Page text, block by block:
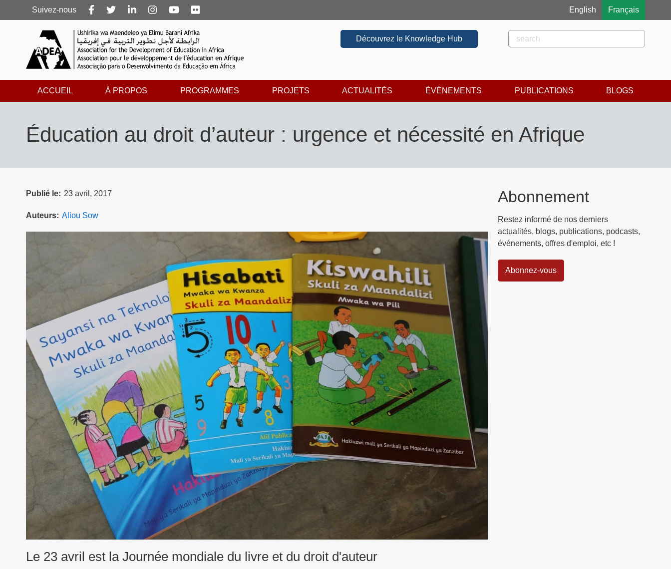
Follow
us
Suivez-nous English Français
Rechercher
Rechercher
Découvrez le Knowledge Hub
ACCUEIL À PROPOS PROGRAMMES PROJETS ACTUALITÉS ÉVÈNEMENTS PUBLICATIONS BLOGS
Éducation au droit d’auteur : urgence et nécessité en Afrique
Publié le 23 avril, 2017
Auteurs Aliou Sow
Le 23 avril est la Journée mondiale du livre et du droit d'auteur
Abonnement
Restez informé de nos derniers
actualités, blogs, publications, podcasts,
événements, offres d'emploi, etc !
Abonnez-vous